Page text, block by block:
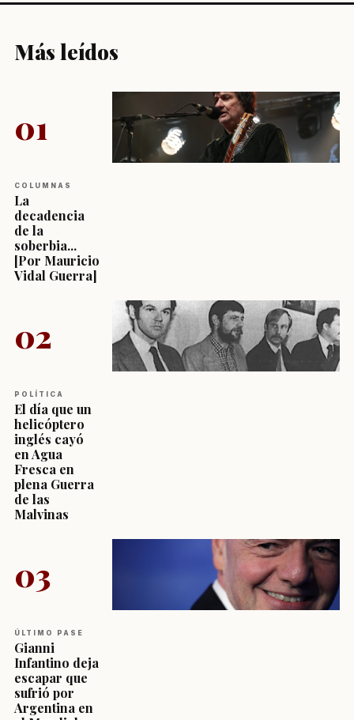
Más leídos
01
COLUMNAS
La
decadencia
de la
soberbia...
[Por Mauricio
Vidal Guerra]
02
POLÍTICA
El día que un
helicóptero
inglés cayó
en Agua
Fresca en
plena Guerra
de las
Malvinas
03
ÚLTIMO PASE
Gianni
Infantino deja
escapar que
sufrió por
Argentina en